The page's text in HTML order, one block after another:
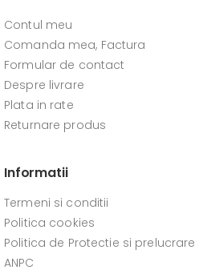
Contul meu
Comanda mea, Factura
Formular de contact
Despre livrare
Plata in rate
Returnare produs
Informatii
Termeni si conditii
Politica cookies
Politica de Protectie si
ANPC